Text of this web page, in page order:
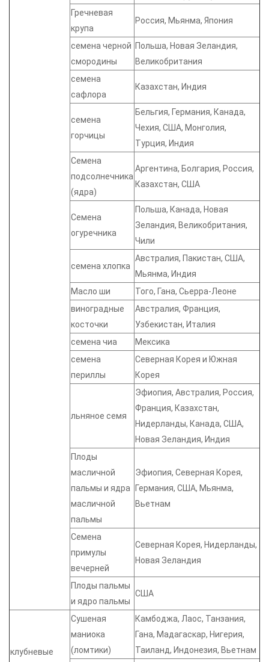
Гречневая
крупа
Россия, Мьянма, Япония
семена черной
смородины
Польша, Новая Зеландия,
Великобритания
семена
сафлора
Казахстан, Индия
семена
горчицы
Бельгия, Германия, Канада,
Чехия, США, Монголия,
Турция, Индия
Семена
подсолнечника
(ядра)
Аргентина, Болгария, Россия,
Казахстан, США
Семена
огуречника
Польша, Канада, Новая
Зеландия, Великобритания,
Чили
семена хлопка
Австралия, Пакистан, США,
Мьянма, Индия
Масло ши
Того, Гана, Сьерра-Леоне
виноградные
косточки
Австралия, Франция,
Узбекистан, Италия
семена чиа
Мексика
семена
периллы
Северная Корея и Южная
Корея
льняное семя
Эфиопия, Австралия, Россия,
Франция, Казахстан,
Нидерланды, Канада, США,
Новая Зеландия, Индия
Плоды
масличной
пальмы и ядра
масличной
пальмы
Эфиопия, Северная Корея,
Германия, США, Мьянма,
Вьетнам
Семена
примулы
вечерней
Северная Корея, Нидерланды,
Новая Зеландия
Плоды пальмы
и ядро пальмы
США
клубневые
Сушеная
маниока
(ломтики)
Камбоджа, Лаос, Танзания,
Гана, Мадагаскар, Нигерия,
Таиланд, Индонезия, Вьетнам